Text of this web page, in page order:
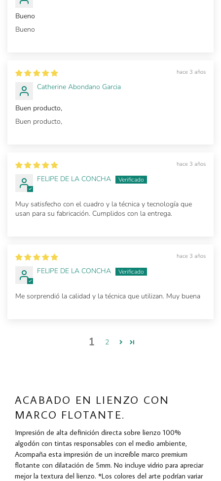
Bueno
Bueno
hace 3 años
Catherine Abondano Garcia
Buen producto,
Buen producto,
hace 3 años
FELIPE DE LA CONCHA
Muy satisfecho con el cuadro y la técnica y tecnología que
usan para su fabricación. Cumplidos con la entrega.
hace 3 años
FELIPE DE LA CONCHA
Me sorprendió la calidad y la técnica que utilizan. Muy buena
1 2
ACABADO EN LIENZO CON
MARCO FLOTANTE.
Impresión de alta definición directa sobre lienzo 100%
algodón con tintas responsables con el medio ambiente,
Acompaña esta impresión de un increíble marco premium
flotante con dilatación de 5mm. No incluye vidrio para apreciar
mejor la textura del lienzo. *Los colores del arte podrían variar